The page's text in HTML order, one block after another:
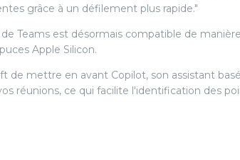
grâce à un défilement plus rapide."
Teams est désormais compatible de manière
Apple Silicon.
de mettre en avant Copilot, son assistant basé
réunions, ce qui facilite l'identification des